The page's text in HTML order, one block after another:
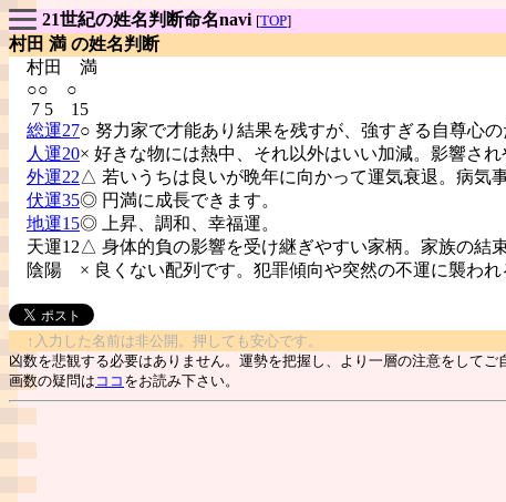
21世紀の姓名判断命名navi [TOP]
村田 満 の姓名判断
村田 満
○○ ○
7 5 15
総運27○ 努力家で才能あり結果を残すが、強すぎる自尊心の
人運20× 好きな物には熱中、それ以外はいい加減。影響され
外運22△ 若いうちは良いが晩年に向かって運気衰退。病気事
伏運35◎ 円満に成長できます。
地運15◎ 上昇、調和、幸福運。
天運12△ 身体的負の影響を受け継ぎやすい家柄。家族の結束
陰陽 × 良くない配列です。犯罪傾向や突然の不運に襲われ
↑入力した名前は非公開。押しても安心です。
凶数を悲観する必要はありません。運勢を把握し、より一層の注意をしてご
画数の疑問は ココ をお読み下さい。